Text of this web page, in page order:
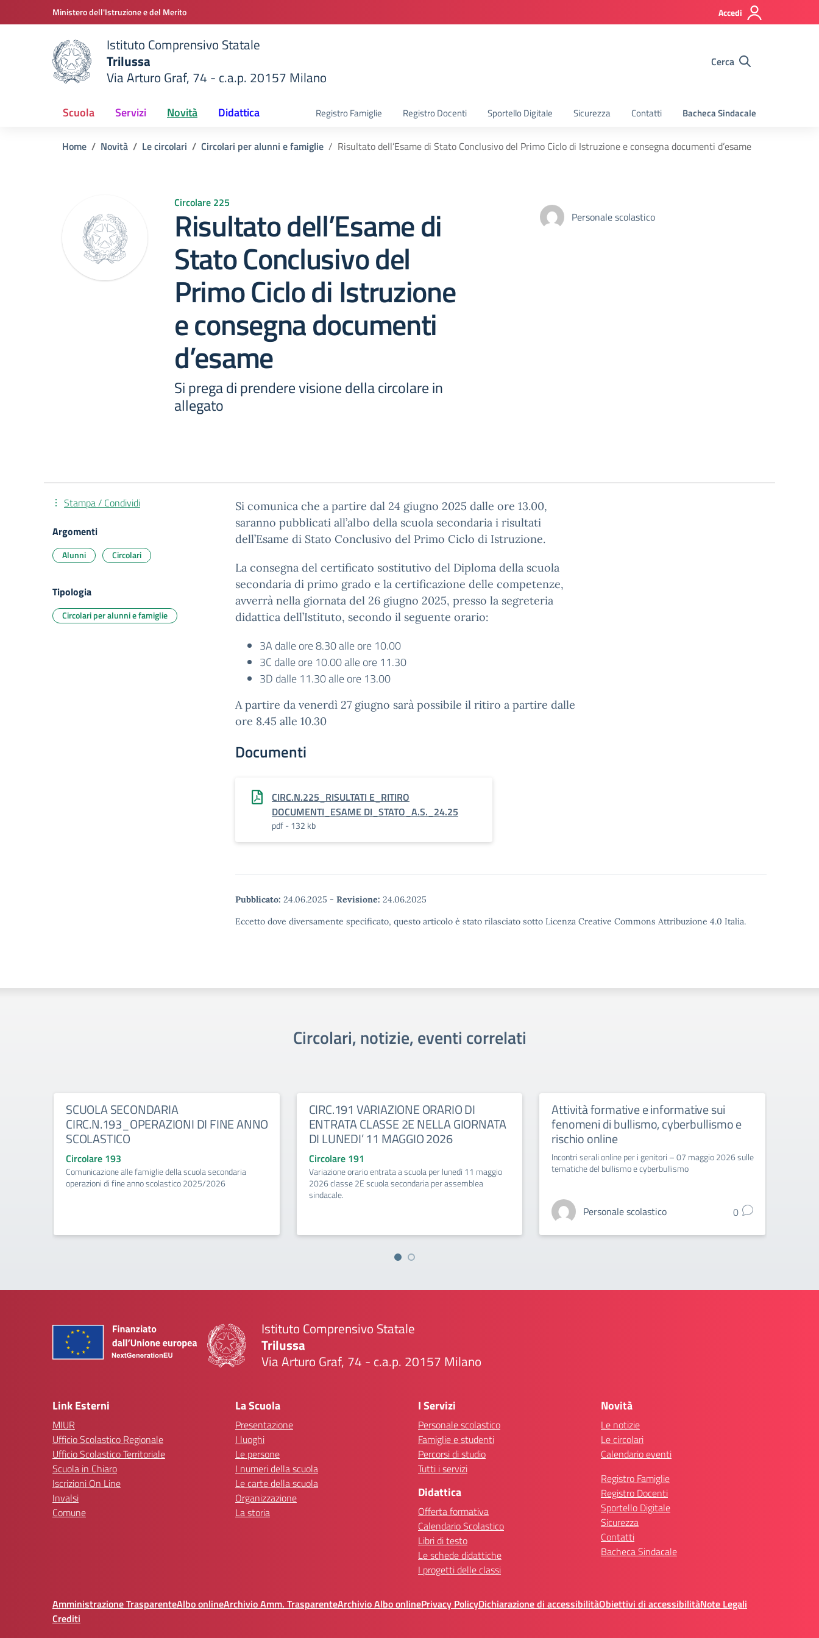
Vai ai contenuti
Vai al menu di navigazioneMinistero dell'Istruzione e del Merito Accedi
scuola
Istituto Comprensivo Statale
Trilussa
Via Arturo Graf, 74 - c.a.p. 20157 Milano
Cerca
Scuola Servizi Novità Didattica Registro Famiglie Registro Docenti Sportello Digitale Sicurezza Contatti Bacheca Sindacale
Home Novità Le circolari Circolari per alunni e famiglie Risultato dell’Esame di Stato Conclusivo del Primo Ciclo di Istruzione e consegna documenti d’esame
Circolare 225
Risultato dell’Esame di
Stato Conclusivo del
Primo Ciclo di Istruzione
e consegna documenti
d’esame
Si prega di prendere visione della circolare in
allegato
Personale scolastico
Si comunica che a partire dal 24 giugno 2025 dalle ore 13.00,
saranno pubblicati all’albo della scuola secondaria i risultati
dell’Esame di Stato Conclusivo del Primo Ciclo di Istruzione.
La consegna del certificato sostitutivo del Diploma della scuola
secondaria di primo grado e la certificazione delle competenze,
avverrà nella giornata del 26 giugno 2025, presso la segreteria
didattica dell’Istituto, secondo il seguente orario:
3A dalle ore 8.30 alle ore 10.00
3C dalle ore 10.00 alle ore 11.30
3D dalle 11.30 alle ore 13.00
A partire da venerdì 27 giugno sarà possibile il ritiro a partire dalle
ore 8.45 alle 10.30
Documenti
CIRC.N.225_RISULTATI E_RITIRO
DOCUMENTI_ESAME DI_STATO_A.S._24.25
pdf - 132 kb
Pubblicato: 24.06.2025 - Revisione: 24.06.2025
Eccetto dove diversamente specificato, questo articolo è stato rilasciato sotto Licenza Creative Commons Attribuzione 4.0 Italia.
Stampa / Condividi
Argomenti
Alunni Circolari
Tipologia
Circolari per alunni e famiglie
Circolari, notizie, eventi correlati
SCUOLA SECONDARIA
CIRC.N.193_OPERAZIONI DI FINE ANNO
SCOLASTICO
Circolare 193
Comunicazione alle famiglie della scuola secondaria
operazioni di fine anno scolastico 2025/2026
CIRC.191 VARIAZIONE ORARIO DI
ENTRATA CLASSE 2E NELLA GIORNATA
DI LUNEDI’ 11 MAGGIO 2026
Circolare 191
Variazione orario entrata a scuola per lunedì 11 maggio
2026 classe 2E scuola secondaria per assemblea
sindacale.
Attività formative e informative sui
fenomeni di bullismo, cyberbullismo e
rischio online
Incontri serali online per i genitori – 07 maggio 2026 sulle
tematiche del bullismo e cyberbullismo
Personale scolastico 0
Istituto Comprensivo Statale
Trilussa
Via Arturo Graf, 74 - c.a.p. 20157 Milano
Link Esterni
MIUR
Ufficio Scolastico Regionale
Ufficio Scolastico Territoriale
Scuola in Chiaro
Iscrizioni On Line
Invalsi
Comune
La Scuola
Presentazione
I luoghi
Le persone
I numeri della scuola
Le carte della scuola
Organizzazione
La storia
I Servizi
Personale scolastico
Famiglie e studenti
Percorsi di studio
Tutti i servizi
Didattica
Offerta formativa
Calendario Scolastico
Libri di testo
Le schede didattiche
I progetti delle classi
Novità
Le notizie
Le circolari
Calendario eventi
Registro Famiglie
Registro Docenti
Sportello Digitale
Sicurezza
Contatti
Bacheca Sindacale
Amministrazione TrasparenteAlbo onlineArchivio Amm. TrasparenteArchivio Albo onlinePrivacy PolicyDichiarazione di accessibilitàObiettivi di accessibilitàNote Legali
Crediti